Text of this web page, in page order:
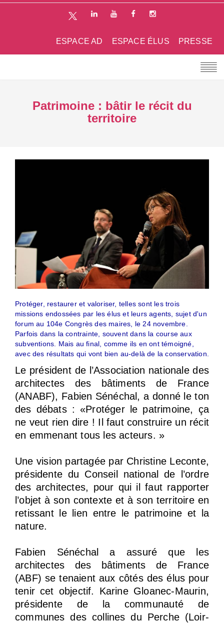
PRESSE
ESPACE ÉLUS
ESPACE AD
Patrimoine : bâtir le récit du
territoire
Protéger, restaurer et valoriser, telles sont les trois
missions endossées par les élus et leurs agents, sujet d'un
forum au 104e Congrès des maires, le 24 novembre.
Parfois dans la contrainte, souvent dans la course aux
subventions. Mais au final, comme ils en ont témoigné,
avec des résultats qui vont bien au-delà de la conservation.
Le président de l’Association nationale des
architectes des bâtiments de France
(ANABF), Fabien Sénéchal, a donné le ton
des débats : «Protéger le patrimoine, ça
ne veut rien dire ! Il faut construire un récit
en emmenant tous les acteurs. »
Une vision partagée par Christine Leconte,
présidente du Conseil national de l’ordre
des architectes, pour qui il faut rapporter
l’objet à son contexte et à son territoire en
retissant le lien entre le patrimoine et la
nature.
Fabien Sénéchal a assuré que les
architectes des bâtiments de France
(ABF) se tenaient aux côtés des élus pour
tenir cet objectif. Karine Gloanec-Maurin,
présidente de la communauté de
communes des collines du Perche (Loir-